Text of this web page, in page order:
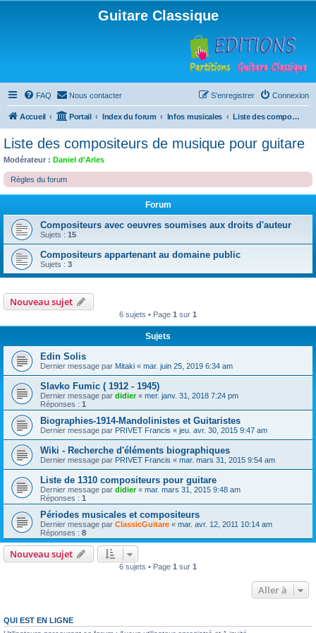
Guitare Classique
FAQ Nous contacter Connexion
S’enregistrer
Accueil Portail Index du forum Infos musicales Liste des compositeurs de musique pour guitare
Liste des compositeurs de musique pour guitare
Modérateur : Daniel d'Arles
Règles du forum
Forum
Compositeurs avec oeuvres soumises aux droits d'auteur
Sujets : 15
Compositeurs appartenant au domaine public
Sujets : 3
Nouveau sujet
6 sujets • Page 1 sur 1
Sujets
Edin Solis
Dernier message par Mitaki « mar. juin 25, 2019 6:34 am
Slavko Fumic ( 1912 - 1945)
Dernier message par didier« mer. janv. 31, 2018 7:24 pm
Réponses : 1
Biographies-1914-Mandolinistes et Guitaristes
Dernier message par PRIVET Francis « jeu. avr. 30, 2015 9:47 am
Wiki - Recherche d'éléments biographiques
Dernier message par PRIVET Francis « mar. mars 31, 2015 9:54 am
Liste de 1310 compositeurs pour guitare
Dernier message par didier« mar. mars 31, 2015 9:48 am
Réponses : 1
Périodes musicales et compositeurs
Dernier message par ClassicGuitare « mar. avr. 12, 2011 10:14 am
Réponses : 8
Nouveau sujet
6 sujets • Page 1 sur 1
Aller à
QUI EST EN LIGNE